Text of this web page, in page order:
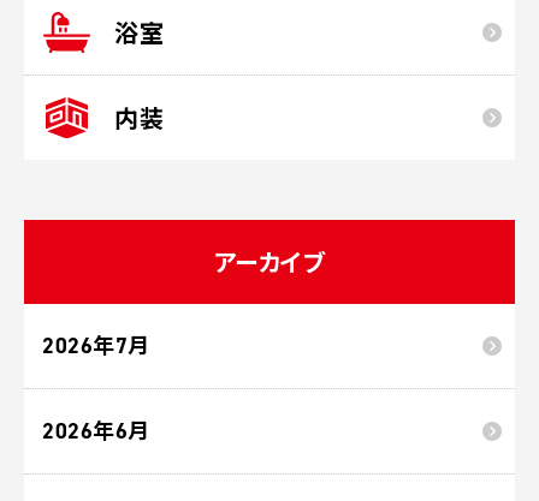
浴室
内装
アーカイブ
2026年7月
2026年6月